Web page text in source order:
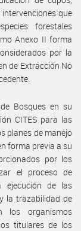
que
forestales
Anexo II forma
por la
de Extracción No
Bosques en su
CITES para las
planes de manejo
forma previa a su
por los
el proceso de
ejecución de las
la trazabilidad de
los organismos
titulares de los